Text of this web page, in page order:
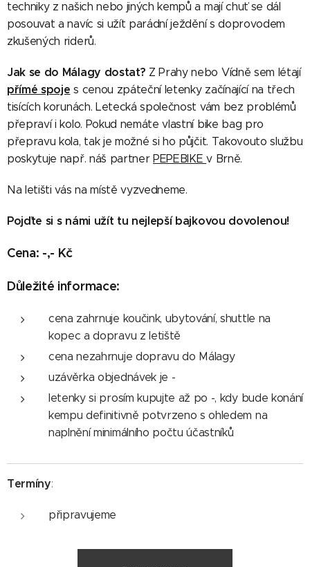
techniky z našich nebo jiných kempů a mají chuť se dál
posouvat a navíc si užít parádní ježdění s doprovodem
zkušených riderů.
Jak se do Málagy dostat? Z Prahy nebo Vídně sem létají
přímé spoje s cenou zpáteční letenky začínající na třech
tisících korunách. Letecká společnost vám bez problémů
přepraví i kolo. Pokud nemáte vlastní bike bag pro
přepravu kola, tak je možné si ho půjčit. Takovouto službu
poskytuje např. náš partnerPEPEBIKEv Brně.
Na letišti vás na místě vyzvedneme.
Pojďte si s námi užít tu nejlepší bajkovou dovolenou!
Cena: -,- Kč
Důležité informace:
cena zahrnuje koučink, ubytování, shuttle na
kopec a dopravu z letiště
cena nezahrnuje dopravu do Málagy
uzávěrka objednávek je -
letenky si prosím kupujte až po -, kdy bude konání
kempu definitivně potvrzeno s ohledem na
naplnění minimálního počtu účastníků
Termíny:
připravujeme